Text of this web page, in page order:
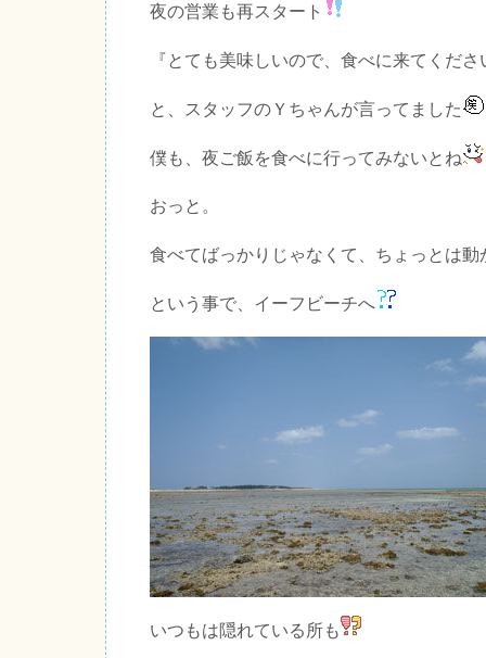
夜の営業も再スタート
『とても美味しいので、食べに来てくださ
と、スタッフのＹちゃんが言ってました
僕も、夜ご飯を食べに行ってみないとね
おっと。
食べてばっかりじゃなくて、ちょっとは動
という事で、イーフビーチへ
いつもは隠れている所も